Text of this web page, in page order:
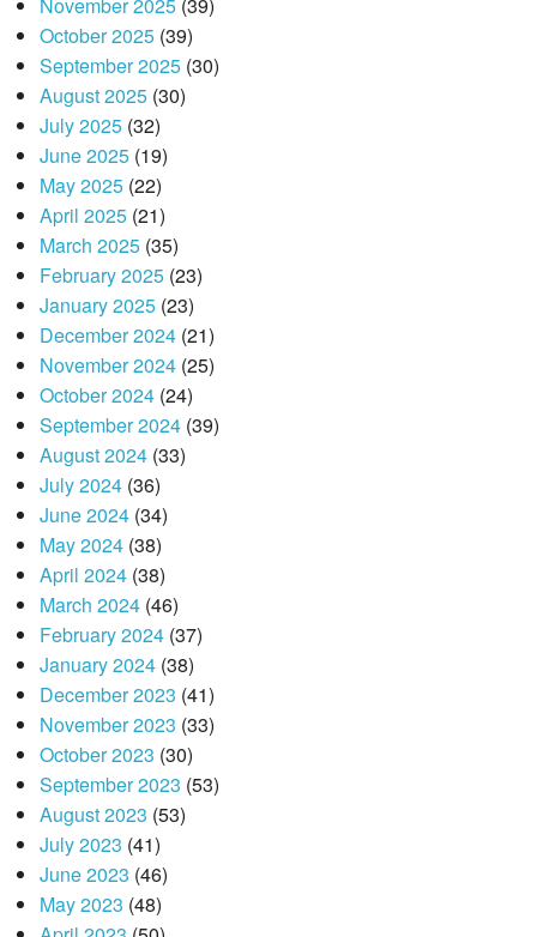
November 2025(39)
October 2025(39)
September 2025(30)
August 2025(30)
July 2025(32)
June 2025(19)
May 2025(22)
April 2025(21)
March 2025(35)
February 2025(23)
January 2025(23)
December 2024(21)
November 2024(25)
October 2024(24)
September 2024(39)
August 2024(33)
July 2024(36)
June 2024(34)
May 2024(38)
April 2024(38)
March 2024(46)
February 2024(37)
January 2024(38)
December 2023 (41)
November 2023 (33)
October 2023 (30)
September 2023 (53)
August 2023 (53)
July 2023 (41)
June 2023 (46)
May 2023 (48)